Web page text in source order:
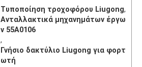
Τυποποίηση τροχοφόρου Liugong,
Ανταλλακτικά μηχανημάτων έργω
ν 55A0106
,
Γνήσιο δακτύλιο Liugong για φορτ
ωτή